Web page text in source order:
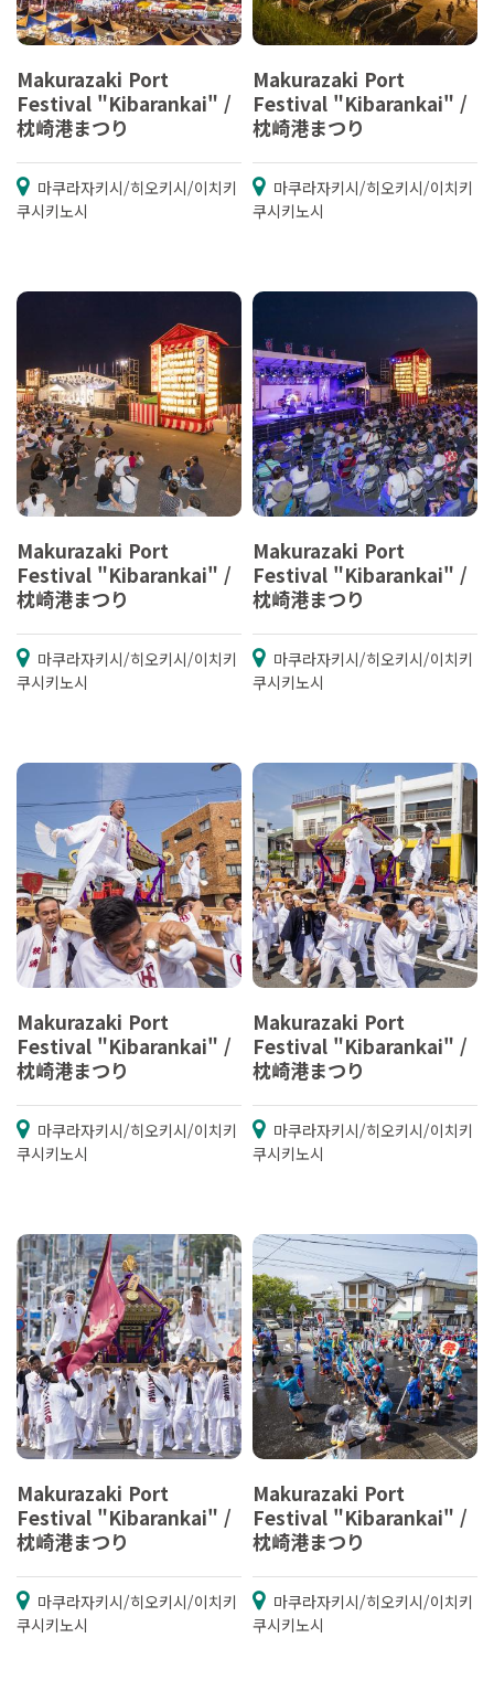
Makurazaki Port
Festival "Kibarankai" /
枕崎港まつり
마쿠라자키시/히오키시/이치키
쿠시키노시
Makurazaki Port
Festival "Kibarankai" /
枕崎港まつり
마쿠라자키시/히오키시/이치키
쿠시키노시
Makurazaki Port
Festival "Kibarankai" /
枕崎港まつり
마쿠라자키시/히오키시/이치키
쿠시키노시
Makurazaki Port
Festival "Kibarankai" /
枕崎港まつり
마쿠라자키시/히오키시/이치키
쿠시키노시
Makurazaki Port
Festival "Kibarankai" /
枕崎港まつり
마쿠라자키시/히오키시/이치키
쿠시키노시
Makurazaki Port
Festival "Kibarankai" /
枕崎港まつり
마쿠라자키시/히오키시/이치키
쿠시키노시
Makurazaki Port
Festival "Kibarankai" /
枕崎港まつり
마쿠라자키시/히오키시/이치키
쿠시키노시
Makurazaki Port
Festival "Kibarankai" /
枕崎港まつり
마쿠라자키시/히오키시/이치키
쿠시키노시